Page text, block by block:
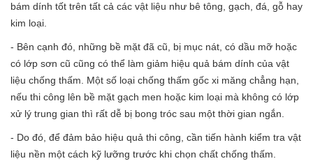
bám dính tốt trên tất cả các vật liệu như bê tông, gạch, đá, gỗ hay
kim loại.
- Bên cạnh đó, những bề mặt đã cũ, bị mục nát, có dầu mỡ hoặc
có lớp sơn cũ cũng có thể làm giảm hiệu quả bám dính của vật
liệu chống thấm. Một số loại chống thấm gốc xi măng chẳng hạn,
nếu thi công lên bề mặt gạch men hoặc kim loại mà không có lớp
xử lý trung gian thì rất dễ bị bong tróc sau một thời gian ngắn.
- Do đó, để đảm bảo hiệu quả thi công, cần tiến hành kiểm tra vật
liệu nền một cách kỹ lưỡng trước khi chọn chất chống thấm.